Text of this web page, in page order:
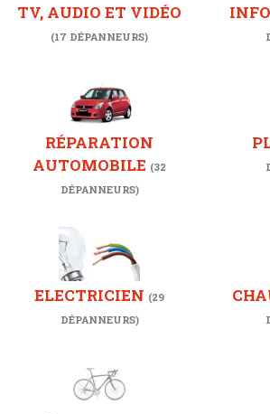
TV, AUDIO ET VIDÉO
(17 DÉPANNEURS)
RÉPARATION
AUTOMOBILE (32
DÉPANNEURS)
ELECTRICIEN (29
DÉPANNEURS)